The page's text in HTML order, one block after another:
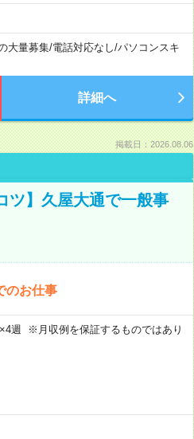
大量募集/電話対応なし/パソコンスキ
詳細へ
掲載日：2026.08.06
ツ】久屋大通で一般事
のお仕事
週 ※月収例を保証するものではあり